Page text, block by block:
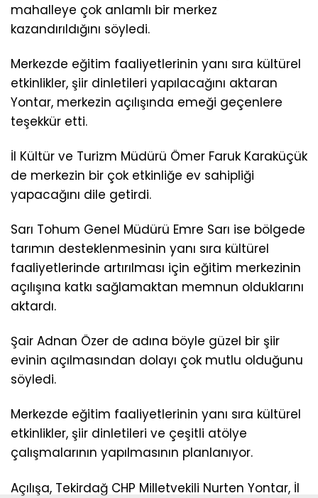
mahalleye çok anlamlı bir merkez
kazandırıldığını söyledi.
Merkezde eğitim faaliyetlerinin yanı sıra kültürel
etkinlikler, şiir dinletileri yapılacağını aktaran
Yontar, merkezin açılışında emeği geçenlere
teşekkür etti.
İl Kültür ve Turizm Müdürü Ömer Faruk Karaküçük
de merkezin bir çok etkinliğe ev sahipliği
yapacağını dile getirdi.
Sarı Tohum Genel Müdürü Emre Sarı ise bölgede
tarımın desteklenmesinin yanı sıra kültürel
faaliyetlerinde artırılması için eğitim merkezinin
açılışına katkı sağlamaktan memnun olduklarını
aktardı.
Şair Adnan Özer de adına böyle güzel bir şiir
evinin açılmasından dolayı çok mutlu olduğunu
söyledi.
Merkezde eğitim faaliyetlerinin yanı sıra kültürel
etkinlikler, şiir dinletileri ve çeşitli atölye
çalışmalarının yapılmasının planlanıyor.
Açılışa, Tekirdağ CHP Milletvekili Nurten Yontar, İl